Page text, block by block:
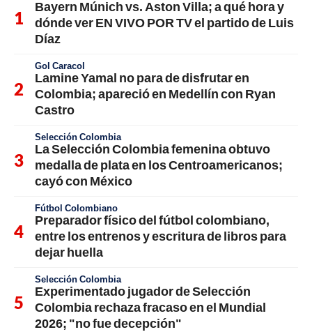
Bayern Múnich vs. Aston Villa; a qué hora y
dónde ver EN VIVO POR TV el partido de Luis
Díaz
Gol Caracol
Lamine Yamal no para de disfrutar en
Colombia; apareció en Medellín con Ryan
Castro
Selección Colombia
La Selección Colombia femenina obtuvo
medalla de plata en los Centroamericanos;
cayó con México
Fútbol Colombiano
Preparador físico del fútbol colombiano,
entre los entrenos y escritura de libros para
dejar huella
Selección Colombia
Experimentado jugador de Selección
Colombia rechaza fracaso en el Mundial
2026; "no fue decepción"